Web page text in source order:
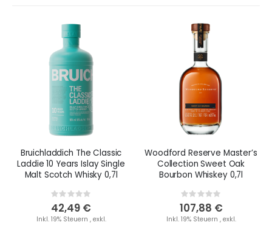
Bruichladdich The Classic
Laddie 10 Years Islay Single
Malt Scotch Whisky 0,7l
Rating:
0%
42,49 €
Inkl. 19% Steuern , exkl.
Woodford Reserve Master’s
Collection Sweet Oak
Bourbon Whiskey 0,7l
Rating:
0%
107,88 €
Inkl. 19% Steuern , exkl.